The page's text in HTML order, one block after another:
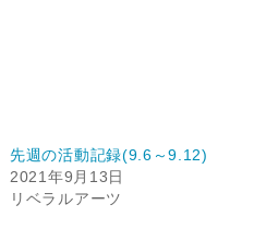
先週の活動記録(9.6～9.12)
2021年9月13日
リベラルアーツ